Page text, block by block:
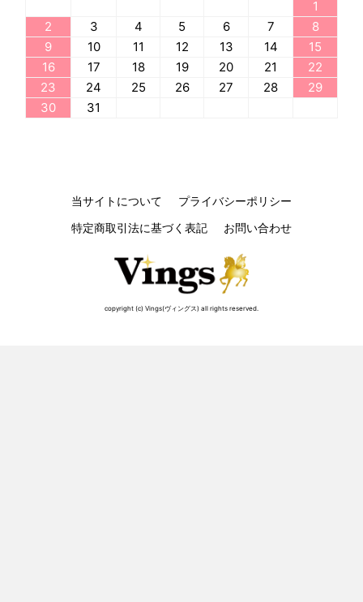
1
2
3 4 5 6 7
8
9
10 11 12 13 14
15
16
17 18 19 20 21
22
23
24 25 26 27 28
29
30
31
当サイトについて
プライバシーポリシー
特定商取引法に基づく表記
お問い合わせ
copyright (c) Vings(ヴィングス) all rights reserved.